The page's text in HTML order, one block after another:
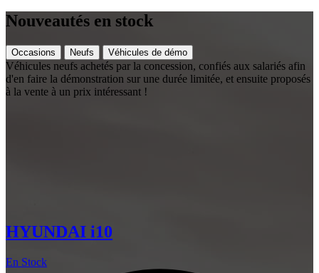
Nouveautés en stock
Occasions Neufs Véhicules de démo
Véhicules neufs achetés par la concession, confiés aux salariés afin
d'en faire la démonstration sur une durée limitée, et ensuite proposés
à la vente à un prix intéressant !
HYUNDAI i10
En Stock